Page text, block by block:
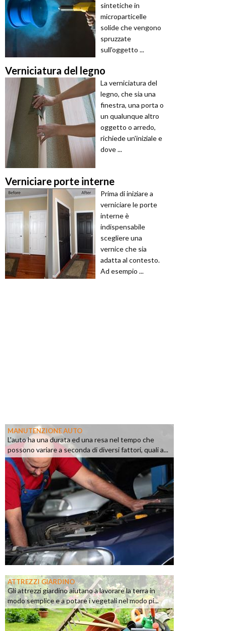
sintetiche in
microparticelle
solide che vengono
spruzzate
sull'oggetto ...
Verniciatura del legno
La verniciatura del
legno, che sia una
finestra, una porta o
un qualunque altro
oggetto o arredo,
richiede un'iniziale e
dove ...
Verniciare porte interne
Prima di iniziare a
verniciare le porte
interne è
indispensabile
scegliere una
vernice che sia
adatta al contesto.
Ad esempio ...
MANUTENZIONE AUTO
L'auto ha una durata ed una resa nel tempo che
possono variare a seconda di diversi fattori, quali a...
ATTREZZI GIARDINO
Gli attrezzi giardino aiutano a lavorare la terra in
modo semplice e a potare i vegetali nel modo pi...